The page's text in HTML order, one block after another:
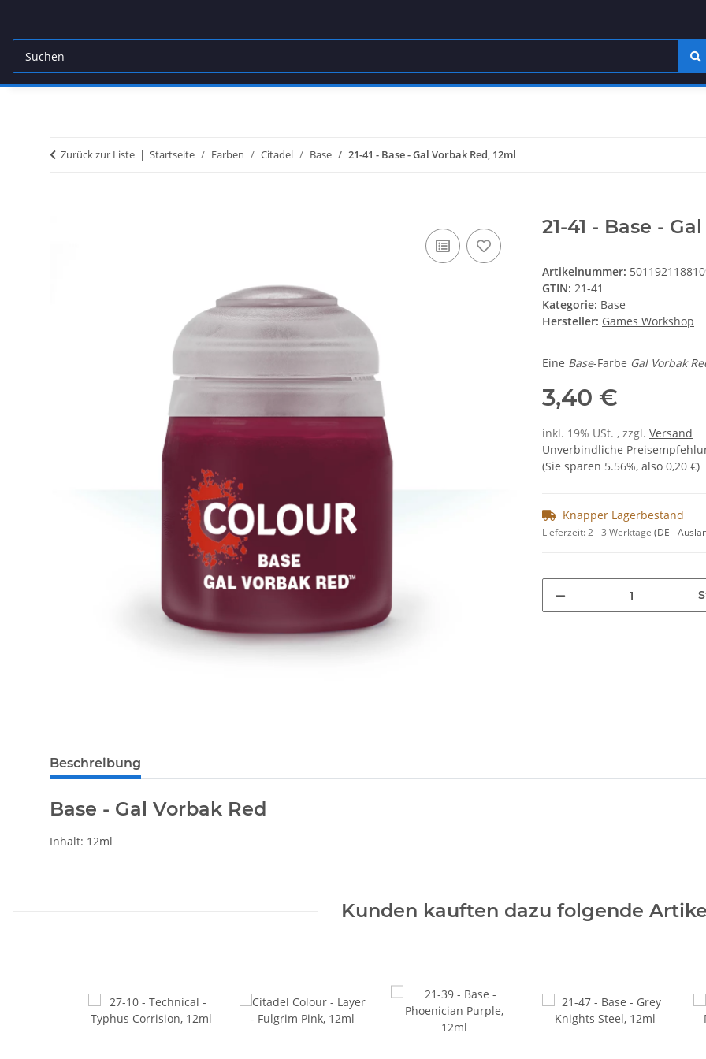
Zurück zur Liste Startseite Farben Citadel Base 21-41 - Base - Gal Vorbak Red, 12ml
21-41 - Base -
Artikelnummer:
GTIN: 21-41
Kategorie: Base
Hersteller: Games Workshop
Eine Base-Farbe Gal Vorbak
3,40 €
inkl. 19% USt. , zzgl. Versand
Unverbindliche
(Sie sparen 5.56%, also 0,20 €)
Knapper Lagerbestand
Lieferzeit:2 - 3 Werktage (DE -
Beschreibung
Base - Gal Vorbak Red
Inhalt: 12ml
Kunden kauften dazu folgende